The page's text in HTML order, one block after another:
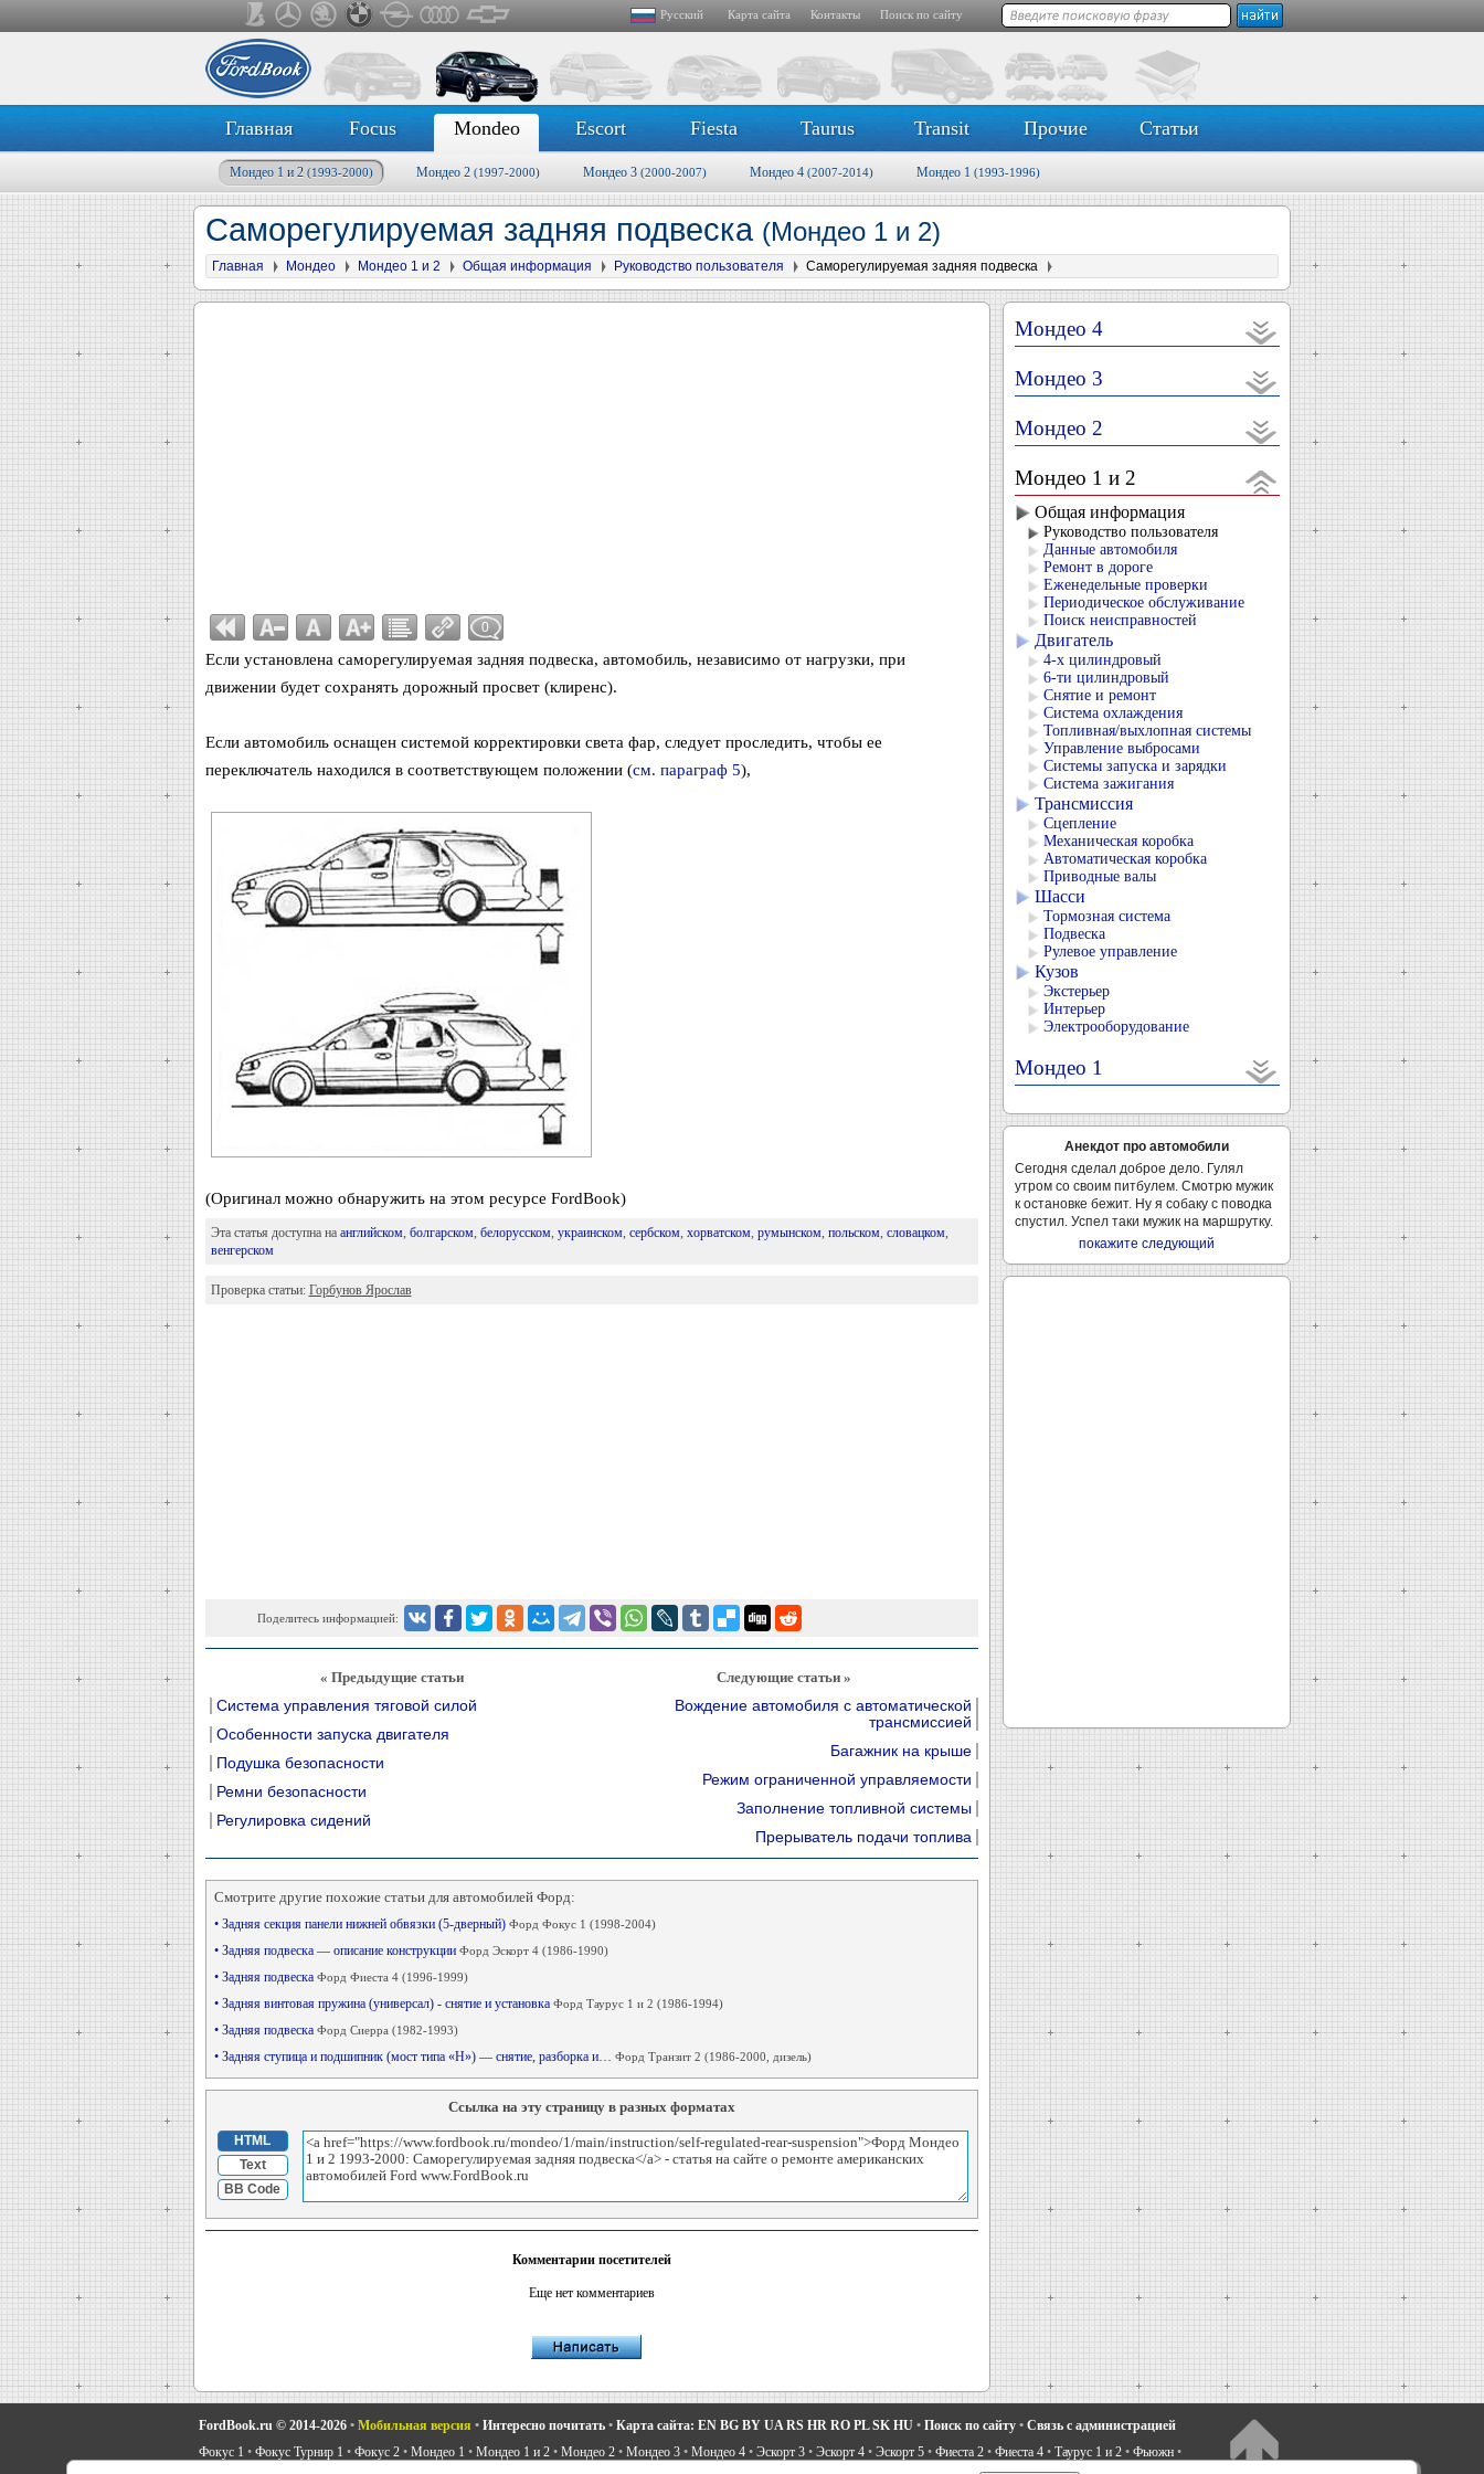
Русский Карта сайта Контакты Поиск по сайту
Главная Focus Mondeo Escort Fiesta Taurus Transit Прочие Статьи
Мондео 1 и 2 (1993-2000) Мондео 2 (1997-2000) Мондео 3 (2000-2007) Мондео 4 (2007-2014) Мондео 1 (1993-1996)
Саморегулируемая задняя подвеска (Мондео 1 и 2)
Главная Мондео Мондео 1 и 2 Общая информация Руководство пользователя Саморегулируемая задняя подвеска
0
Если установлена саморегулируемая задняя подвеска, автомобиль, независимо от нагрузки, при
движении будет сохранять дорожный просвет (клиренс).
Если автомобиль оснащен системой корректировки света фар, следует проследить, чтобы ее
переключатель находился в соответствующем положении (см. параграф 5),
(Оригинал можно обнаружить на этом ресурсе FordBook)
Эта статья доступна на английском, болгарском, белорусском, украинском, сербском, хорватском, румынском, польском, словацком,
венгерском
Проверка статьи: Горбунов Ярослав
Поделитесь информацией:
« Предыдущие статьи
Система управления тяговой силой
Особенности запуска двигателя
Подушка безопасности
Ремни безопасности
Регулировка сидений
Следующие статьи »
Вождение автомобиля с автоматической
трансмиссией
Багажник на крыше
Режим ограниченной управляемости
Заполнение топливной системы
Прерыватель подачи топлива
Смотрите другие похожие статьи для автомобилей Форд:
• Задняя секция панели нижней обвязки (5-дверный) Форд Фокус 1 (1998-2004)
• Задняя подвеска — описание конструкции Форд Эскорт 4 (1986-1990)
• Задняя подвеска Форд Фиеста 4 (1996-1999)
• Задняя винтовая пружина (универсал) - снятие и установка Форд Таурус 1 и 2 (1986-1994)
• Задняя подвеска Форд Сиерра (1982-1993)
• Задняя ступица и подшипник (мост типа «Н») — снятие, разборка и… Форд Транзит 2 (1986-2000, дизель)
Ссылка на эту страницу в разных форматах
HTML
Text
BB Code
Комментарии посетителей
Еще нет комментариев
Мондео 4
Мондео 3
Мондео 2
Мондео 1 и 2
Общая информация
Руководство пользователя
Данные автомобиля
Ремонт в дороге
Еженедельные проверки
Периодическое обслуживание
Поиск неисправностей
Двигатель
4-х цилиндровый
6-ти цилиндровый
Снятие и ремонт
Система охлаждения
Топливная/выхлопная системы
Управление выбросами
Системы запуска и зарядки
Система зажигания
Трансмиссия
Сцепление
Механическая коробка
Автоматическая коробка
Приводные валы
Шасси
Тормозная система
Подвеска
Рулевое управление
Кузов
Экстерьер
Интерьер
Электрооборудование
Мондео 1
Анекдот про автомобили
Сегодня сделал доброе дело. Гулял
утром со своим питбулем. Смотрю мужик
к остановке бежит. Ну я собаку с поводка
спустил. Успел таки мужик на маршрутку.
покажите следующий
FordBook.ru © 2014-2026 • Мобильная версия • Интересно почитать • Карта сайта: EN BG BY UA RS HR RO PL SK HU • Поиск по сайту • Связь с администрацией
Фокус 1 • Фокус Турнир 1 • Фокус 2 • Мондео 1 • Мондео 1 и 2 • Мондео 2 • Мондео 3 • Мондео 4 • Эскорт 3 • Эскорт 4 • Эскорт 5 • Фиеста 2 • Фиеста 4 • Таурус 1 и 2 • Фьюжн •